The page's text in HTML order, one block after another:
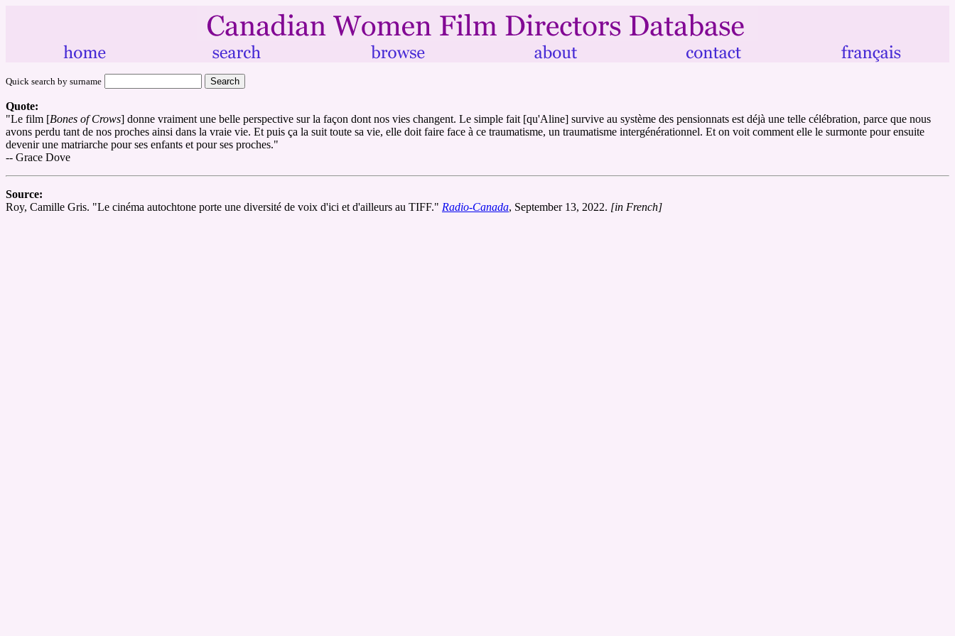
Quick search by surname
Quote:
"Le film [Bones of Crows] donne vraiment une belle perspective sur la façon dont nos vies changent. Le simple fait [qu'Aline] survive au système des pensionnats est déjà une telle célébration, parce que nous
avons perdu tant de nos proches ainsi dans la vraie vie. Et puis ça la suit toute sa vie, elle doit faire face à ce traumatisme, un traumatisme intergénérationnel. Et on voit comment elle le surmonte pour ensuite
devenir une matriarche pour ses enfants et pour ses proches."
-- Grace Dove
Source:
Roy, Camille Gris. "Le cinéma autochtone porte une diversité de voix d'ici et d'ailleurs au TIFF." Radio-Canada, September 13, 2022. [in French]